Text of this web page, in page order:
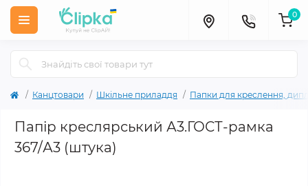
0
Канцтовари Шкільне приладдя Папки для креслення,
Папір креслярський А3.ГОСТ-рамка
367/А3 (штука)